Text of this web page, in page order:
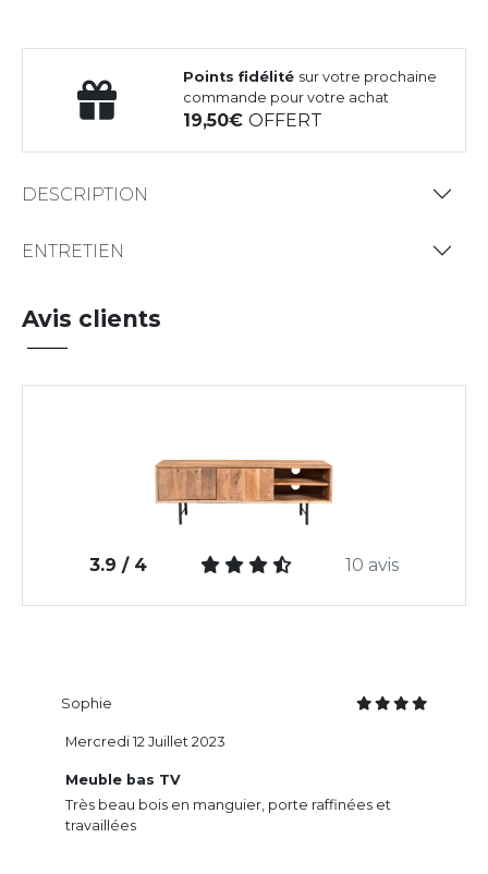
Points fidélité sur votre prochaine
commande pour votre achat
19,50OFFERT
DESCRIPTION
ENTRETIEN
Avis clients
3.9 / 4 10 avis
Sophie
Meuble bas TV
Très beau bois en manguier, porte raffinées et
travaillées
Mercredi 12 Juillet 2023